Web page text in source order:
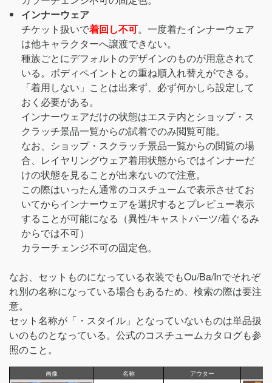
インナーウェア
チケット扱いで着回し不可。一度着たインナーウェア
は他キャラクターへ譲渡できない。
種族ごとにデフォルトのデザインのものが用意されて
いる。ボディペイントとの重ね順入れ替えができる。
「着用しない」ことは出来ず、必ず何かしら設定して
おく必要がある。
インナーウェアだけの状態はエステ内とショップ・ス
クラッチ景品一覧からの試着でのみ閲覧可能。
なお、ショップ・スクラッチ景品一覧からの閲覧の場
合、レイヤリングウェア着用状態からではインナーだ
けの状態を見ることが出来ないので注意。
この際はいったん通常のコスチュームで表示させてお
いてからインナーウェアを選択するとプレビュー表示
することが可能になる（異性/キャストパーツ/着ぐるみ
からでは不可）
カラーチェンジ不可の固定色。
なお、セットものになっている衣装でもOu/Ba/Inでそれぞ
れ別の名称になっている場合もあるため、検索の際は要注
意。
セット名称が「・スタイル」となっていないものは単品扱
いのものとなっている。公式のコスチュームカタログも参
照のこと。
画像 名称 アウター